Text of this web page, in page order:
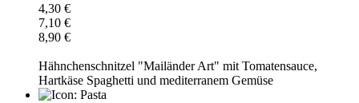
4,30 €
7,10 €
8,90 €
Hähnchenschnitzel "Mailänder Art" mit Tomatensauce,
Hartkäse Spaghetti und mediterranem Gemüse